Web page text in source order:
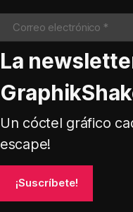
La
Un cóctel gráfico
escape!